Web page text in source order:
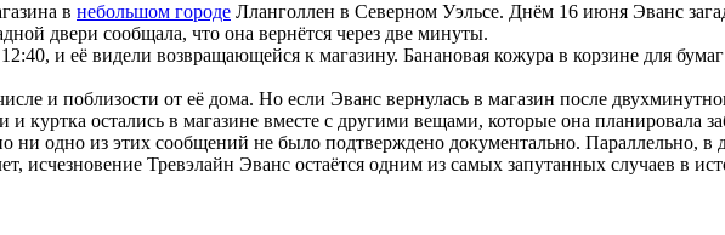
в небольшом городе Лланголлен в Северном Уэльсе. Днём 16 июня Эванс
двери сообщала, что она вернётся через две минуты.
и её видели возвращающейся к магазину. Банановая кожура в корзине для
и поблизости от её дома. Но если Эванс вернулась в магазин после
куртка остались в магазине вместе с другими вещами, которые она планировала
одно из этих сообщений не было подтверждено документально. Параллельно, в
исчезновение Тревэлайн Эванс остаётся одним из самых запутанных случаев в